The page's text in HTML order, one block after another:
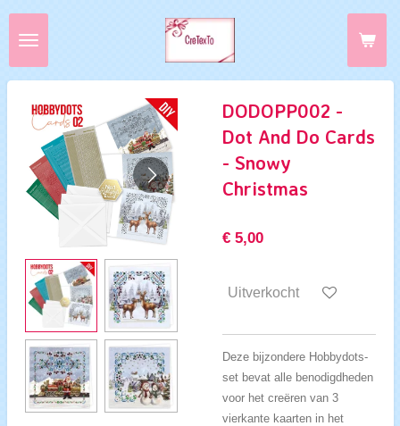
Ga
direct
de
DODOPP002 -
Dot And Do Cards
- Snowy
Christmas
€ 5,00
Uitverkocht
Deze bijzondere Hobbydots-
set bevat alle benodigdheden
voor het creëren van 3
vierkante kaarten in het